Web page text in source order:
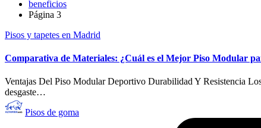
beneficios
Página 3
Publicado
Pisos y tapetes en Madrid
Comparativa de Materiales: ¿Cuál es el Mejor Piso Modular
Ventajas Del Piso Modular Deportivo Durabilidad Y Resistencia
desgaste…
Publicado
por
Pisos de goma